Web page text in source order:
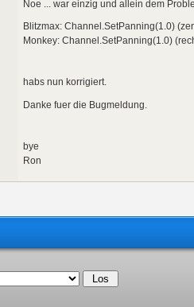
Noe ... war einzig und allein dem
Blitzmax: Channel.SetPanning(1.0)
Monkey: Channel.SetPanning(1.0)
habs nun korrigiert.
Danke fuer die Bugmeldung.
bye
Ron